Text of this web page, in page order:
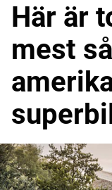
Här är
mest